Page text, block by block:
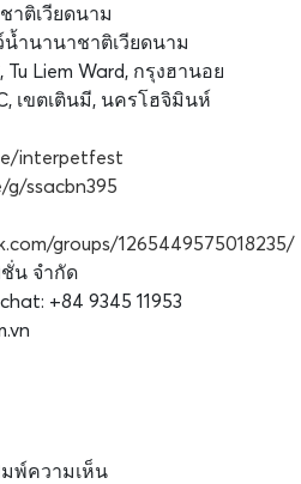
าติเวียดนาม
ำนานาชาติเวียดนาม
Tu Liem Ward, กรุงฮานอย
เขตเตินมี, นครโฮจิมินห์
interpetfest
ssacbn395
groups/1265449575018235/
น จำกัด
+84 9345 11953
พ์ความเห็น